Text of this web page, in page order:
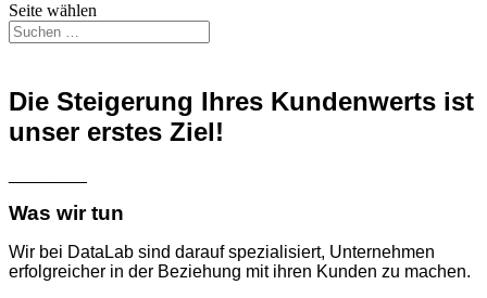
Seite wählen
Die Steigerung Ihres Kundenwerts ist
unser erstes Ziel!
Was wir tun
Wir bei DataLab sind darauf spezialisiert, Unternehmen
erfolgreicher in der Beziehung mit ihren Kunden zu machen.